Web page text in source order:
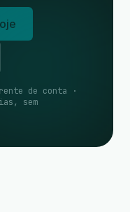
de conta ·
sem